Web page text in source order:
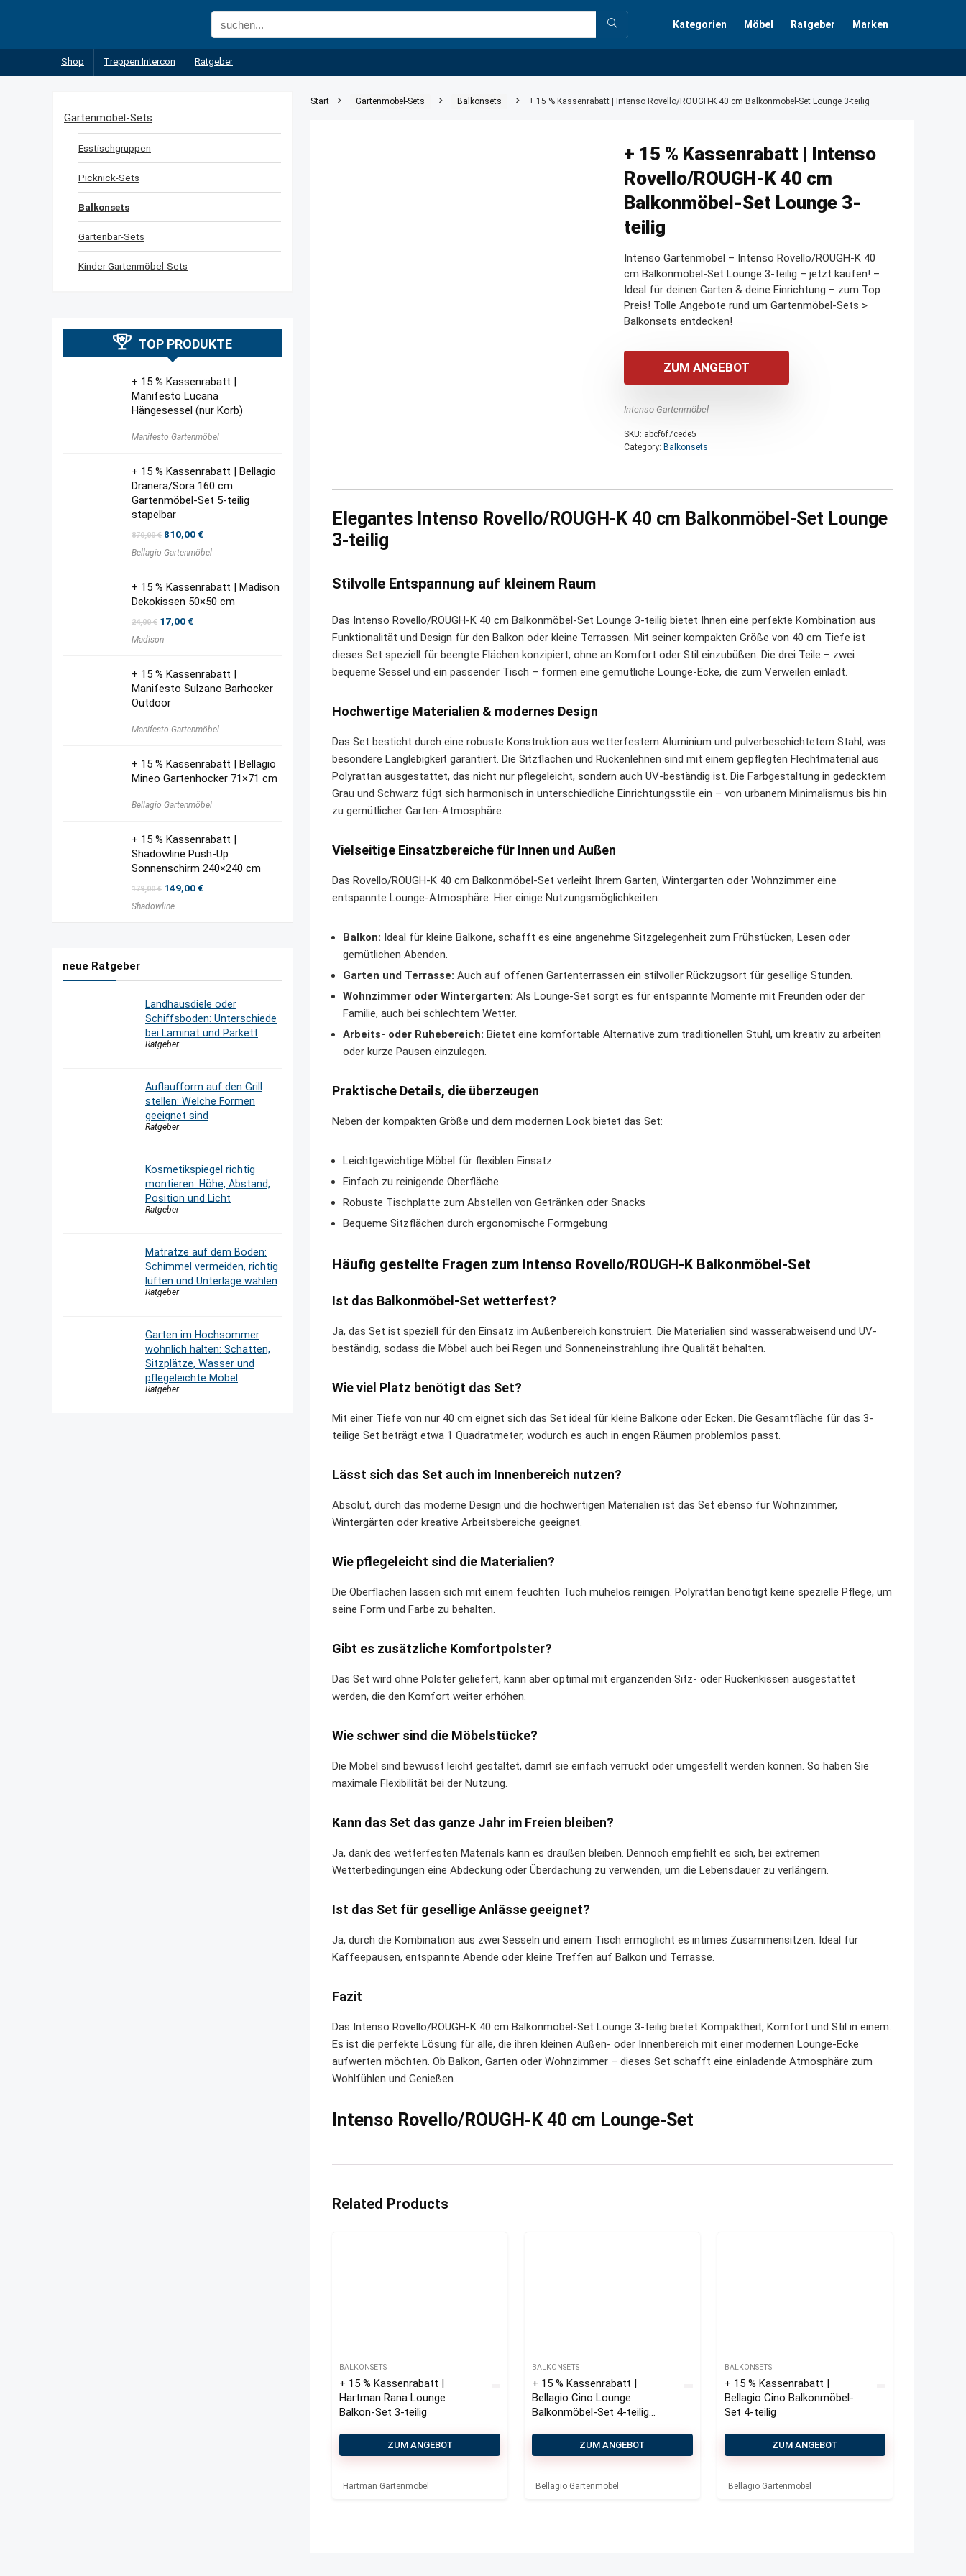
Kategorien Möbel Ratgeber Marken
Shop Treppen Intercon Ratgeber
Start Gartenmöbel-Sets Balkonsets + 15 % Kassenrabatt | Intenso Rovello/ROUGH-K 40 cm Balkonmöbel-Set Lounge 3-teilig
+ 15 % Kassenrabatt | Intenso
Rovello/ROUGH-K 40 cm
Balkonmöbel-Set Lounge 3-
teilig
Intenso Gartenmöbel – Intenso Rovello/ROUGH-K 40
cm Balkonmöbel-Set Lounge 3-teilig – jetzt kaufen! –
Ideal für deinen Garten & deine Einrichtung – zum Top
Preis! Tolle Angebote rund um Gartenmöbel-Sets >
Balkonsets entdecken!
ZUM ANGEBOT
Intenso Gartenmöbel
SKU: abcf6f7cede5
Category: Balkonsets
Elegantes Intenso Rovello/ROUGH-K 40 cm Balkonmöbel-Set Lounge
3-teilig
Stilvolle Entspannung auf kleinem Raum
Das Intenso Rovello/ROUGH-K 40 cm Balkonmöbel-Set Lounge 3-teilig bietet Ihnen eine perfekte Kombination aus
Funktionalität und Design für den Balkon oder kleine Terrassen. Mit seiner kompakten Größe von 40 cm Tiefe ist
dieses Set speziell für beengte Flächen konzipiert, ohne an Komfort oder Stil einzubüßen. Die drei Teile – zwei
bequeme Sessel und ein passender Tisch – formen eine gemütliche Lounge-Ecke, die zum Verweilen einlädt.
Hochwertige Materialien & modernes Design
Das Set besticht durch eine robuste Konstruktion aus wetterfestem Aluminium und pulverbeschichtetem Stahl, was
besondere Langlebigkeit garantiert. Die Sitzflächen und Rückenlehnen sind mit einem gepflegten Flechtmaterial aus
Polyrattan ausgestattet, das nicht nur pflegeleicht, sondern auch UV-beständig ist. Die Farbgestaltung in gedecktem
Grau und Schwarz fügt sich harmonisch in unterschiedliche Einrichtungsstile ein – von urbanem Minimalismus bis hin
zu gemütlicher Garten-Atmosphäre.
Vielseitige Einsatzbereiche für Innen und Außen
Das Rovello/ROUGH-K 40 cm Balkonmöbel-Set verleiht Ihrem Garten, Wintergarten oder Wohnzimmer eine
entspannte Lounge-Atmosphäre. Hier einige Nutzungsmöglichkeiten:
Balkon: Ideal für kleine Balkone, schafft es eine angenehme Sitzgelegenheit zum Frühstücken, Lesen oder
gemütlichen Abenden.
Garten und Terrasse: Auch auf offenen Gartenterrassen ein stilvoller Rückzugsort für gesellige Stunden.
Wohnzimmer oder Wintergarten: Als Lounge-Set sorgt es für entspannte Momente mit Freunden oder der
Familie, auch bei schlechtem Wetter.
Arbeits- oder Ruhebereich: Bietet eine komfortable Alternative zum traditionellen Stuhl, um kreativ zu arbeiten
oder kurze Pausen einzulegen.
Praktische Details, die überzeugen
Neben der kompakten Größe und dem modernen Look bietet das Set:
Leichtgewichtige Möbel für flexiblen Einsatz
Einfach zu reinigende Oberfläche
Robuste Tischplatte zum Abstellen von Getränken oder Snacks
Bequeme Sitzflächen durch ergonomische Formgebung
Häufig gestellte Fragen zum Intenso Rovello/ROUGH-K Balkonmöbel-Set
Ist das Balkonmöbel-Set wetterfest?
Ja, das Set ist speziell für den Einsatz im Außenbereich konstruiert. Die Materialien sind wasserabweisend und UV-
beständig, sodass die Möbel auch bei Regen und Sonneneinstrahlung ihre Qualität behalten.
Wie viel Platz benötigt das Set?
Mit einer Tiefe von nur 40 cm eignet sich das Set ideal für kleine Balkone oder Ecken. Die Gesamtfläche für das 3-
teilige Set beträgt etwa 1 Quadratmeter, wodurch es auch in engen Räumen problemlos passt.
Lässt sich das Set auch im Innenbereich nutzen?
Absolut, durch das moderne Design und die hochwertigen Materialien ist das Set ebenso für Wohnzimmer,
Wintergärten oder kreative Arbeitsbereiche geeignet.
Wie pflegeleicht sind die Materialien?
Die Oberflächen lassen sich mit einem feuchten Tuch mühelos reinigen. Polyrattan benötigt keine spezielle Pflege, um
seine Form und Farbe zu behalten.
Gibt es zusätzliche Komfortpolster?
Das Set wird ohne Polster geliefert, kann aber optimal mit ergänzenden Sitz- oder Rückenkissen ausgestattet
werden, die den Komfort weiter erhöhen.
Wie schwer sind die Möbelstücke?
Die Möbel sind bewusst leicht gestaltet, damit sie einfach verrückt oder umgestellt werden können. So haben Sie
maximale Flexibilität bei der Nutzung.
Kann das Set das ganze Jahr im Freien bleiben?
Ja, dank des wetterfesten Materials kann es draußen bleiben. Dennoch empfiehlt es sich, bei extremen
Wetterbedingungen eine Abdeckung oder Überdachung zu verwenden, um die Lebensdauer zu verlängern.
Ist das Set für gesellige Anlässe geeignet?
Ja, durch die Kombination aus zwei Sesseln und einem Tisch ermöglicht es intimes Zusammensitzen. Ideal für
Kaffeepausen, entspannte Abende oder kleine Treffen auf Balkon und Terrasse.
Fazit
Das Intenso Rovello/ROUGH-K 40 cm Balkonmöbel-Set Lounge 3-teilig bietet Kompaktheit, Komfort und Stil in einem.
Es ist die perfekte Lösung für alle, die ihren kleinen Außen- oder Innenbereich mit einer modernen Lounge-Ecke
aufwerten möchten. Ob Balkon, Garten oder Wohnzimmer – dieses Set schafft eine einladende Atmosphäre zum
Wohlfühlen und Genießen.
Intenso Rovello/ROUGH-K 40 cm Lounge-Set
Related Products
BALKONSETS
+ 15 % Kassenrabatt |
Hartman Rana Lounge
Balkon-Set 3-teilig
ZUM ANGEBOT
Hartman Gartenmöbel
BALKONSETS
+ 15 % Kassenrabatt |
Bellagio Cino Lounge
Balkonmöbel-Set 4-teilig
ZUM ANGEBOT
Bellagio Gartenmöbel
BALKONSETS
+ 15 % Kassenrabatt |
Bellagio Cino Balkonmöbel-
Set 4-teilig
ZUM ANGEBOT
Bellagio Gartenmöbel
Gartenmöbel-Sets
Esstischgruppen
Picknick-Sets
Balkonsets
Gartenbar-Sets
Kinder Gartenmöbel-Sets
TOP PRODUKTE
+ 15 % Kassenrabatt |
Manifesto Lucana
Hängesessel (nur Korb)
Manifesto Gartenmöbel
+ 15 % Kassenrabatt | Bellagio
Dranera/Sora 160 cm
Gartenmöbel-Set 5-teilig
stapelbar
870,00€ Ursprünglicher
war:
810,00€Aktueller
ist:
Bellagio Gartenmöbel
+ 15 % Kassenrabatt | Madison
Dekokissen 50×50 cm
24,00€ Ursprünglicher
war:
17,00€Aktueller
Madison
+ 15 % Kassenrabatt |
Manifesto Sulzano Barhocker
Outdoor
Manifesto Gartenmöbel
+ 15 % Kassenrabatt | Bellagio
Mineo Gartenhocker 71×71 cm
Bellagio Gartenmöbel
+ 15 % Kassenrabatt |
Shadowline Push-Up
Sonnenschirm 240×240 cm
179,00€ Ursprünglicher
war:
149,00€Aktueller
Shadowline
neue Ratgeber
Landhausdiele oder
Schiffsboden: Unterschiede
bei Laminat und Parkett
Ratgeber
Auflaufform auf den Grill
stellen: Welche Formen
geeignet sind
Ratgeber
Kosmetikspiegel richtig
montieren: Höhe, Abstand,
Position und Licht
Ratgeber
Matratze auf dem Boden:
Schimmel vermeiden, richtig
lüften und Unterlage wählen
Ratgeber
Garten im Hochsommer
wohnlich halten: Schatten,
Sitzplätze, Wasser und
pflegeleichte Möbel
Ratgeber